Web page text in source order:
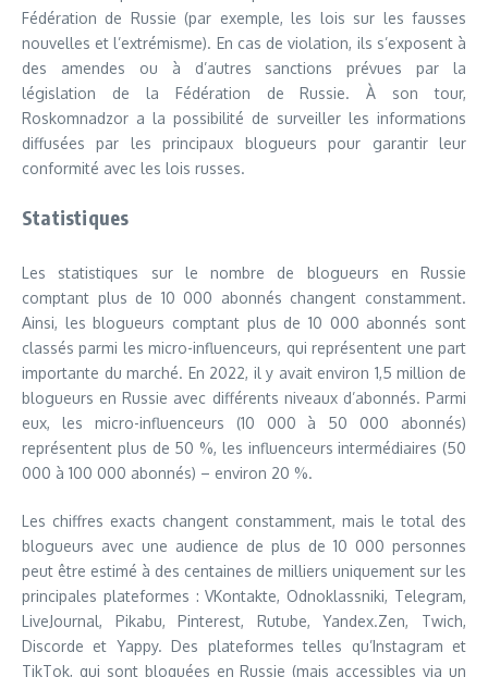
Fédération de Russie (par exemple, les lois sur les fausses
nouvelles et l’extrémisme). En cas de violation, ils s’exposent à
des amendes ou à d’autres sanctions prévues par la
législation de la Fédération de Russie. À son tour,
Roskomnadzor a la possibilité de surveiller les informations
diffusées par les principaux blogueurs pour garantir leur
conformité avec les lois russes.
Statistiques
Les statistiques sur le nombre de blogueurs en Russie
comptant plus de 10 000 abonnés changent constamment.
Ainsi, les blogueurs comptant plus de 10 000 abonnés sont
classés parmi les micro-influenceurs, qui représentent une part
importante du marché. En 2022, il y avait environ 1,5 million de
blogueurs en Russie avec différents niveaux d’abonnés. Parmi
eux, les micro-influenceurs (10 000 à 50 000 abonnés)
représentent plus de 50 %, les influenceurs intermédiaires (50
000 à 100 000 abonnés) – environ 20 %.
Les chiffres exacts changent constamment, mais le total des
blogueurs avec une audience de plus de 10 000 personnes
peut être estimé à des centaines de milliers uniquement sur les
principales plateformes : VKontakte, Odnoklassniki, Telegram,
LiveJournal, Pikabu, Pinterest, Rutube, Yandex.Zen, Twich,
Discorde et Yappy. Des plateformes telles qu’Instagram et
TikTok, qui sont bloquées en Russie (mais accessibles via un